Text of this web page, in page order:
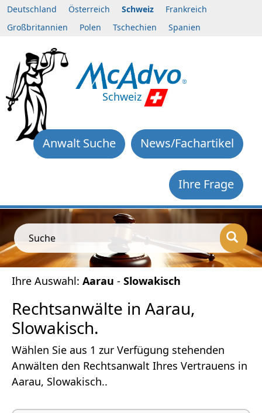
Deutschland Österreich Schweiz
Frankreich
Großbritannien
Polen Tschechien Spanien
Schweiz
News/Fachartikel
Anwalt Suche
Ihre Frage
Suche
Ihre Auswahl: Aarau - Slowakisch
Rechtsanwälte in Aarau,
Slowakisch.
Wählen Sie aus 1 zur Verfügung stehenden
Anwälten den Rechtsanwalt Ihres Vertrauens in
Aarau, Slowakisch..